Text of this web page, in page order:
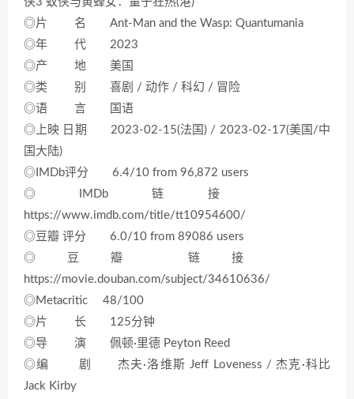
◎片 名 Ant-Man and the Wasp: Quantumania
◎年 代 2023
◎产 地 美国
◎类 别 喜剧 / 动作 / 科幻 / 冒险
◎语 言 国语
◎上映 日期 2023-02-15(法国) / 2023-02-17(美国/中
国大陆)
◎IMDb评分 6.4/10 from 96,872 users
◎IMDb链接
https://www.imdb.com/title/tt10954600/
◎豆瓣 评分 6.0/10 from 89086 users
◎豆瓣 链接
https://movie.douban.com/subject/34610636/
◎Metacritic 48/100
◎片 长 125分钟
◎导 演 佩顿·里德 Peyton Reed
◎编 剧 杰夫·洛维斯 Jeff Loveness / 杰克·科比
Jack Kirby